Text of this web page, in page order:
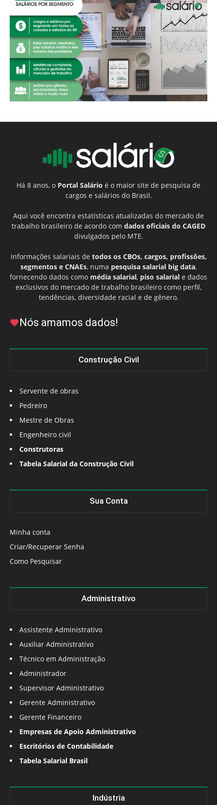
Há 8 anos, o Portal Salário é o maior site de pesquisa de
cargos e salários do Brasil.
Aqui você encontra estatísticas atualizadas do mercado de
trabalho brasileiro de acordo com dados oficiais do CAGED
divulgados pelo MTE.
Informações salariais de todos os CBOs, cargos, profissões,
segmentos e CNAEs, numa pesquisa salarial big data,
fornecendo dados como média salarial, piso salarial e dados
exclusivos do mercado de trabalho brasileiro como perfil,
tendências, diversidade racial e de gênero.
Nós amamos dados!
Construção Civil
Servente de obras
Pedreiro
Mestre de Obras
Engenheiro civil
Construtoras
Tabela Salarial da Construção Civil
Sua Conta
Minha conta
Criar/Recuperar Senha
Como Pesquisar
Administrativo
Assistente Administrativo
Auxiliar Administrativo
Técnico em Administração
Administrador
Supervisor Administrativo
Gerente Administrativo
Gerente Financeiro
Empresas de Apoio Administrativo
Escritórios de Contabilidade
Tabela Salarial Brasil
Indústria